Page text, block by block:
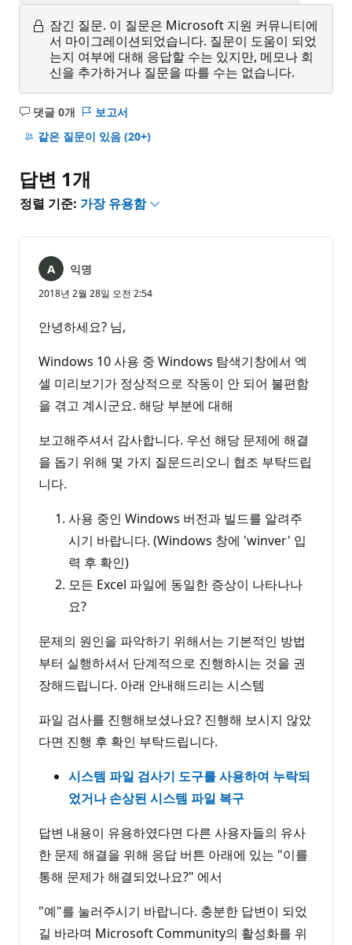
잠긴 질문. 이 질문은 Microsoft 지원 커뮤니티에
서 마이그레이션되었습니다. 질문이 도움이 되었
는지 여부에 대해 응답할 수는 있지만, 메모나 회
신을 추가하거나 질문을 따를 수는 없습니다.
댓글 0개
설
명
음
보고서
같은 질문이 있음 (20+)
답변 1개
정렬 기준: 가장 유용함
익명
2018년 2월 28일 오전 2:54
안녕하세요? 님,
Windows 10 사용 중 Windows 탐색기창에서 엑
셀 미리보기가 정상적으로 작동이 안 되어 불편함
을 겪고 계시군요. 해당 부분에 대해
보고해주셔서 감사합니다. 우선 해당 문제에 해결
을 돕기 위해 몇 가지 질문드리오니 협조 부탁드립
니다.
사용 중인 Windows 버전과 빌드를 알려주
시기 바랍니다. (Windows 창에 'winver' 입
력 후 확인)
모든 Excel 파일에 동일한 증상이 나타나나
요?
문제의 원인을 파악하기 위해서는 기본적인 방법
부터 실행하셔서 단계적으로 진행하시는 것을 권
장해드립니다. 아래 안내해드리는 시스템
파일 검사를 진행해보셨나요? 진행해 보시지 않았
다면 진행 후 확인 부탁드립니다.
시스템 파일 검사기 도구를 사용하여 누락되
었거나 손상된 시스템 파일 복구
답변 내용이 유용하였다면 다른 사용자들의 유사
한 문제 해결을 위해 응답 버튼 아래에 있는 "이를
통해 문제가 해결되었나요?" 에서
"예"를 눌러주시기 바랍니다. 충분한 답변이 되었
길 바라며 Microsoft Community의 활성화를 위